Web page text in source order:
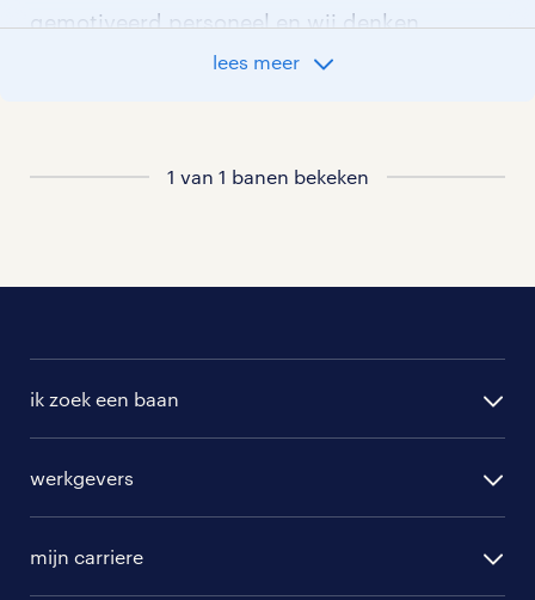
gemotiveerd personeel en wij denken
graag met je mee welke klant het beste
lees meer
1 van 1 banen bekeken
ik zoek een baan
randstad professional
werkgevers
mijn carriere